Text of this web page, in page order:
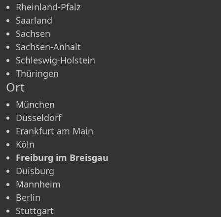
Rheinland-Pfalz
Saarland
Sachsen
Sachsen-Anhalt
Schleswig-Holstein
Thüringen
Ort
München
Düsseldorf
Frankfurt am Main
Köln
Freiburg im Breisgau
Duisburg
Mannheim
Berlin
Stuttgart